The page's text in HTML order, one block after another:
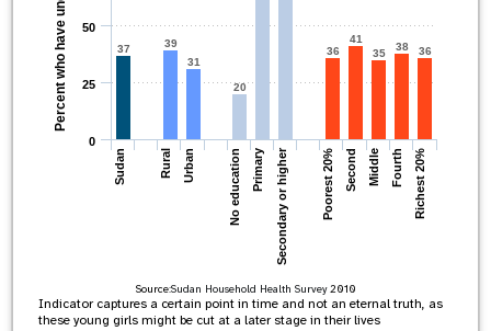
37
39
31
20
36
41
35
38 36
Sudan Rural Urban No education Primary Secondary or higher Poorest 20% Second Middle Fourth Richest 20%
0
25
50
Source:Sudan Household Health Survey2010
Indicator captures a certain point in time and not an eternal truth, as
these young girls might be cut at a later stage in their lives